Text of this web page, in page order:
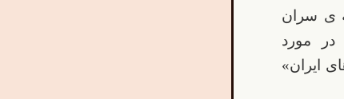
ی سران
در مورد
ایران»